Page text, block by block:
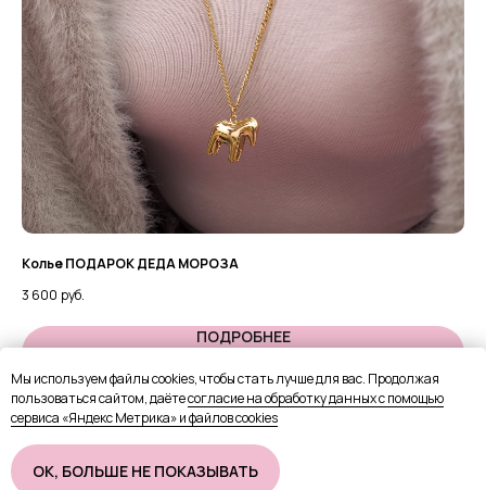
Колье ПОДАРОК ДЕДА МОРОЗА
3 600 руб.
ПОДРОБНЕЕ
В КОРЗИНУ
Мы используем файлы cookies, чтобы стать лучше для вас. Продолжая
пользоваться сайтом, даётесогласие на обработку данных с помощью
сервиса «Яндекс Метрика» и файлов cookies
OК, БОЛЬШЕ НЕ ПОКАЗЫВАТЬ